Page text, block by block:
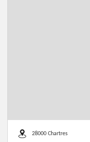
28000 Chartres